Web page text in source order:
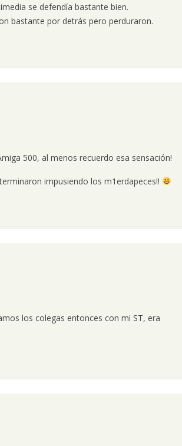
se defendía bastante bien.
bastante por detrás pero perduraron.
500, al menos recuerdo esa sensación!
impusiendo los m1erdapeces!!
los colegas entonces con mi ST, era